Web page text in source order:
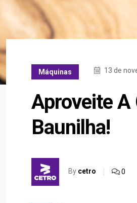
Máquinas 13 de
Aproveite A
Baunilha!
By cetro 0